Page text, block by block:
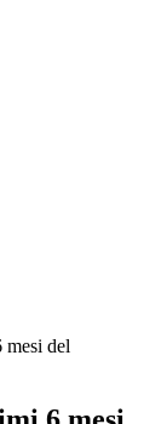
del